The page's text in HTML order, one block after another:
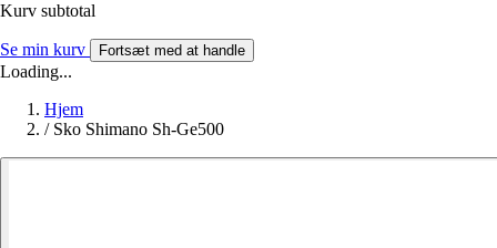
Kurv subtotal
Se min kurv Fortsæt med at handle
Loading...
Hjem
/ Sko Shimano Sh-Ge500